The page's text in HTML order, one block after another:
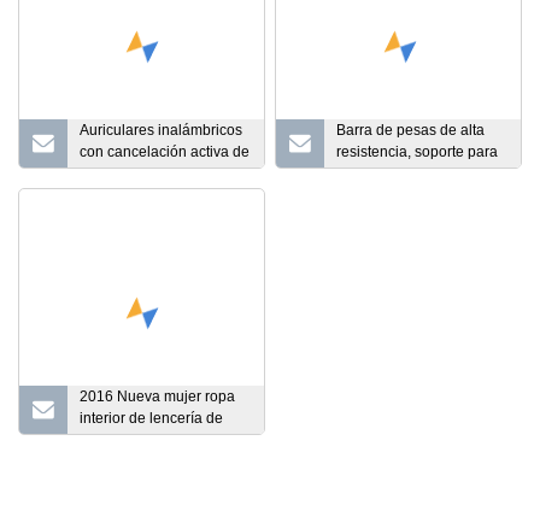
Auriculares inalámbricos
con cancelación activa de
ruido Solo Protws de alta
Barra de pesas de alta
resistencia, soporte para
sentadillas con
2016 Nueva mujer ropa
interior de lencería de
talla grande (L28010-2)